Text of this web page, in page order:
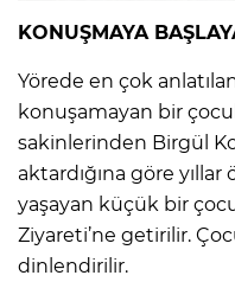
KONUŞMAYA
Yörede en çok
konuşamayan bir
sakinlerinden Birgül
aktardığına göre
yaşayan küçük bir
Ziyareti’ne getirilir.
dinlendirilir.